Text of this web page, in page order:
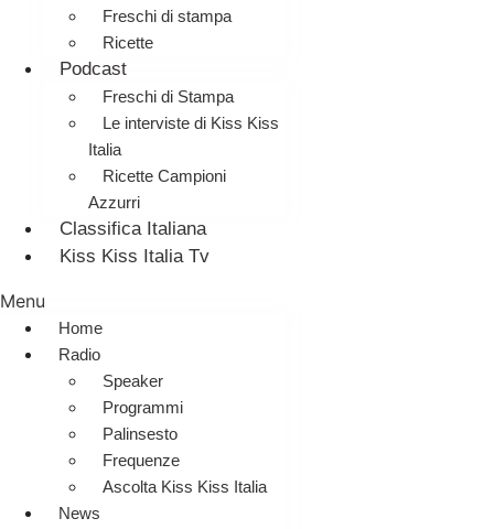
Freschi di stampa
Ricette
Podcast
Freschi di Stampa
Le interviste di Kiss Kiss
Italia
Ricette Campioni
Azzurri
Classifica Italiana
Kiss Kiss Italia Tv
Menu
Home
Radio
Speaker
Programmi
Palinsesto
Frequenze
Ascolta Kiss Kiss Italia
News